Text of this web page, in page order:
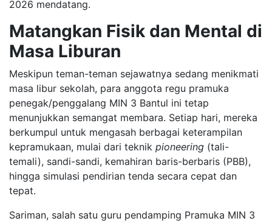
2026 mendatang.
Matangkan Fisik dan Mental di
Masa Liburan
​Meskipun teman-teman sejawatnya sedang menikmati
masa libur sekolah, para anggota regu pramuka
penegak/penggalang MIN 3 Bantul ini tetap
menunjukkan semangat membara. Setiap hari, mereka
berkumpul untuk mengasah berbagai keterampilan
kepramukaan, mulai dari teknik pioneering (tali-
temali), sandi-sandi, kemahiran baris-berbaris (PBB),
hingga simulasi pendirian tenda secara cepat dan
tepat.
​Sariman, salah satu guru pendamping Pramuka MIN 3